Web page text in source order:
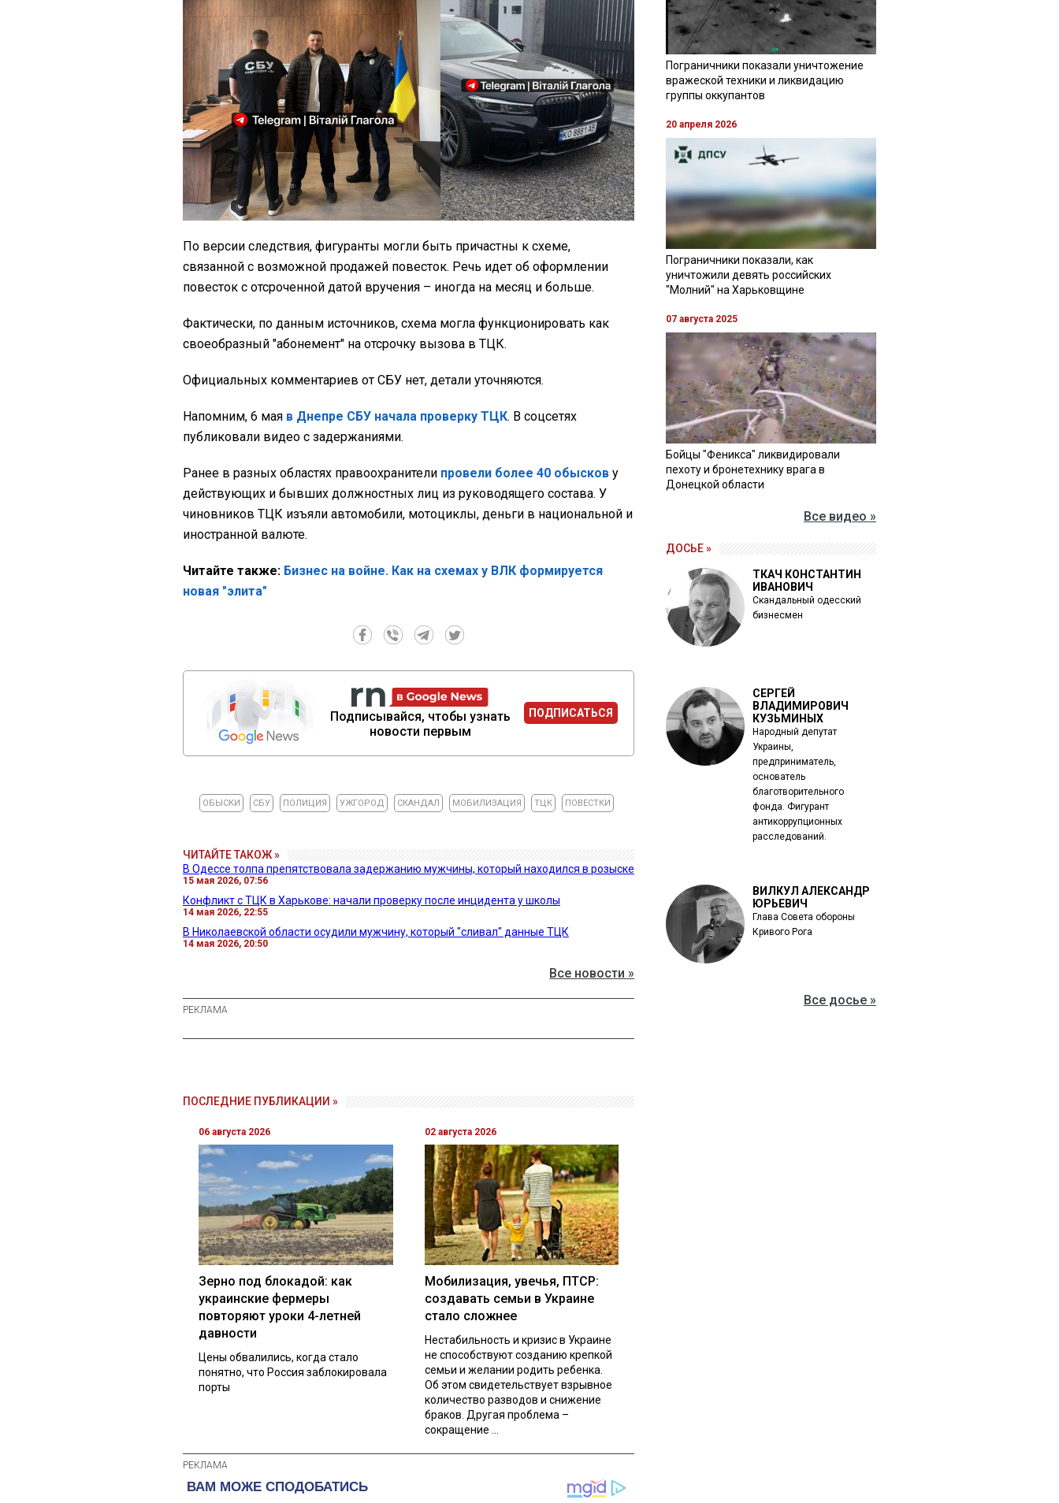
По версии следствия, фигуранты могли быть причастны к схеме,
связанной с возможной продажей повесток. Речь идет об оформлении
повесток с отсроченной датой вручения – иногда на месяц и больше.
Фактически, по данным источников, схема могла функционировать как
своеобразный "абонемент" на отсрочку вызова в ТЦК.
Официальных комментариев от СБУ нет, детали уточняются.
Напомним, 6 мая в Днепре СБУ начала проверку ТЦК. В соцсетях
публиковали видео с задержаниями.
Ранее в разных областях правоохранители провели более 40 обысков у
действующих и бывших должностных лиц из руководящего состава. У
чиновников ТЦК изъяли автомобили, мотоциклы, деньги в национальной и
иностранной валюте.
Читайте также: Бизнес на войне. Как на схемах у ВЛК формируется
новая "элита"
Подписывайся, чтобы узнать
новости первым
ПОДПИСАТЬСЯ
ОБЫСКИ СБУ ПОЛИЦИЯ УЖГОРОД СКАНДАЛ МОБИЛИЗАЦИЯ ТЦК ПОВЕСТКИ
ЧИТАЙТЕ ТАКОЖ »
В Одессе толпа препятствовала задержанию мужчины, который находился в розыске
15 мая 2026, 07:56
Конфликт с ТЦК в Харькове: начали проверку после инцидента у школы
14 мая 2026, 22:55
В Николаевской области осудили мужчину, который "сливал" данные ТЦК
14 мая 2026, 20:50
Все новости »
ПОСЛЕДНИЕ ПУБЛИКАЦИИ »
06 августа 2026
Зерно под блокадой: как
украинские фермеры
повторяют уроки 4-летней
давности
Цены обвалились, когда стало
понятно, что Россия заблокировала
порты
02 августа 2026
Мобилизация, увечья, ПТСР:
создавать семьи в Украине
стало сложнее
Нестабильность и кризис в Украине
не способствуют созданию крепкой
семьи и желании родить ребенка.
Об этом свидетельствует взрывное
количество разводов и снижение
браков. Другая проблема –
сокращение ...
Пограничники показали уничтожение
вражеской техники и ликвидацию
группы оккупантов
20 апреля 2026
Пограничники показали, как
уничтожили девять российских
"Молний" на Харьковщине
07 августа 2025
Бойцы "Феникса" ликвидировали
пехоту и бронетехнику врага в
Донецкой области
Все видео »
ДОСЬЕ »
ТКАЧ КОНСТАНТИН
ИВАНОВИЧ
Скандальный одесский
бизнесмен
СЕРГЕЙ
ВЛАДИМИРОВИЧ
КУЗЬМИНЫХ
Народный депутат
Украины,
предприниматель,
основатель
благотворительного
фонда. Фигурант
антикоррупционных
расследований.
ВИЛКУЛ АЛЕКСАНДР
ЮРЬЕВИЧ
Глава Совета обороны
Кривого Рога
Все досье »